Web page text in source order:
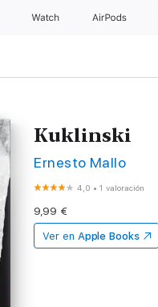
Watch AirPods
Kuklinski
Ernesto Mallo
4,0 •1 valoración
9,99 €
Ver en Apple Books